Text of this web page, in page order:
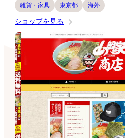
雑貨・家具 東京都 海外
ショップを見る